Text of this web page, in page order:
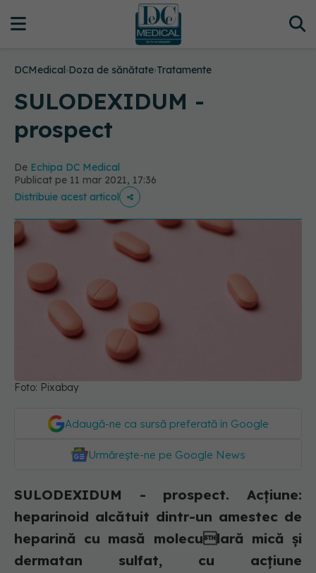
DCMedical›Doza de sănătate›Tratamente
SULODEXIDUM -
prospect
De Echipa DC Medical
Publicat pe 11 mar 2021, 17:36
Distribuie acest articol
Foto: Pixabay
Adaugă-ne ca sursă preferată în Google
Urmărește-ne pe Google News
SULODEXIDUM - prospect. Acțiune:
heparinoid alcătuit dintr-un amestec de
heparină cu masă moleculară mică şi
dermatan sulfat, cu acţiune